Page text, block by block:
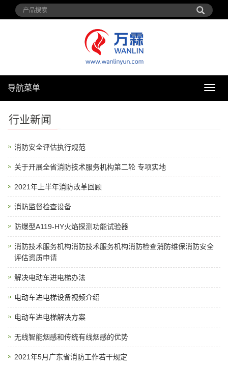
导
导航菜单
行业新闻
消防安全评估执行规范
关于开展全省消防技术服务机构第二轮 专项实地
2021年上半年消防改革回顾
消防监督检查设备
防爆型A119-HY火焰探测功能试验器
消防技术服务机构消防技术服务机构消防检查消防维保消防安全
评估资质申请
解决电动车进电梯办法
电动车进电梯设备视频介绍
电动车进电梯解决方案
无线智能烟感和传统有线烟感的优势
2021年5月广东省消防工作若干规定